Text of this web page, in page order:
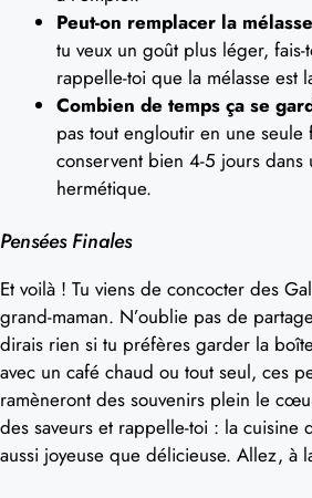
Peut-on remplacer la
tu veux un goût plus léger, fais-
rappelle-toi que la mélasse est
Combien de temps ça se
pas tout engloutir en une seule
conservent bien 4-5 jours dans
hermétique.
Pensées Finales
Et voilà ! Tu viens de concocter des
grand-maman. N’oublie pas de
dirais rien si tu préfères garder la
avec un café chaud ou tout seul, ces
ramèneront des souvenirs plein le
des saveurs et rappelle-toi : la cuisine
aussi joyeuse que délicieuse. Allez, à